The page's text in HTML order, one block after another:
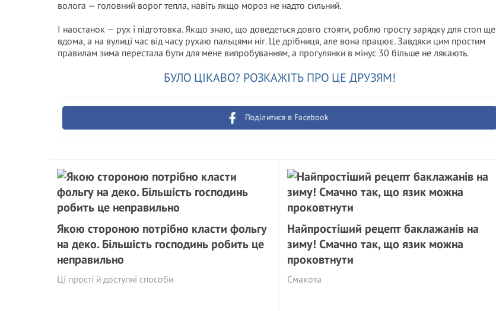
волога — головний ворог тепла, навіть якщо мороз не надто сильний.
І наостанок — рух і підготовка. Якщо знаю, що доведеться довго стояти, роблю просту зарядку для стоп ще
вдома, а на вулиці час від часу рухаю пальцями ніг. Це дрібниця, але вона працює. Завдяки цим простим
правилам зима перестала бути для мене випробуванням, а прогулянки в мінус 30 більше не лякають.
БУЛО ЦІКАВО? РОЗКАЖІТЬ ПРО ЦЕ ДРУЗЯМ!
Поділитися в Facebook
Якою стороною потрібно класти фольгу
на деко. Більшість господинь робить це
неправильно
Ці прості й доступні способи
Найпростіший рецепт баклажанів на
зиму! Смачно так, що язик можна
проковтнути
Смакота